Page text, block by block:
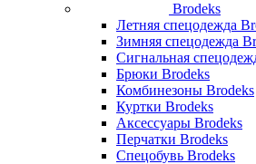
Brodeks
Летняя спецодежда
Зимняя спецодежда
Сигнальная
Брюки Brodeks
Комбинезоны Brodeks
Куртки Brodeks
Аксессуары Brodeks
Перчатки Brodeks
Спецобувь Brodeks